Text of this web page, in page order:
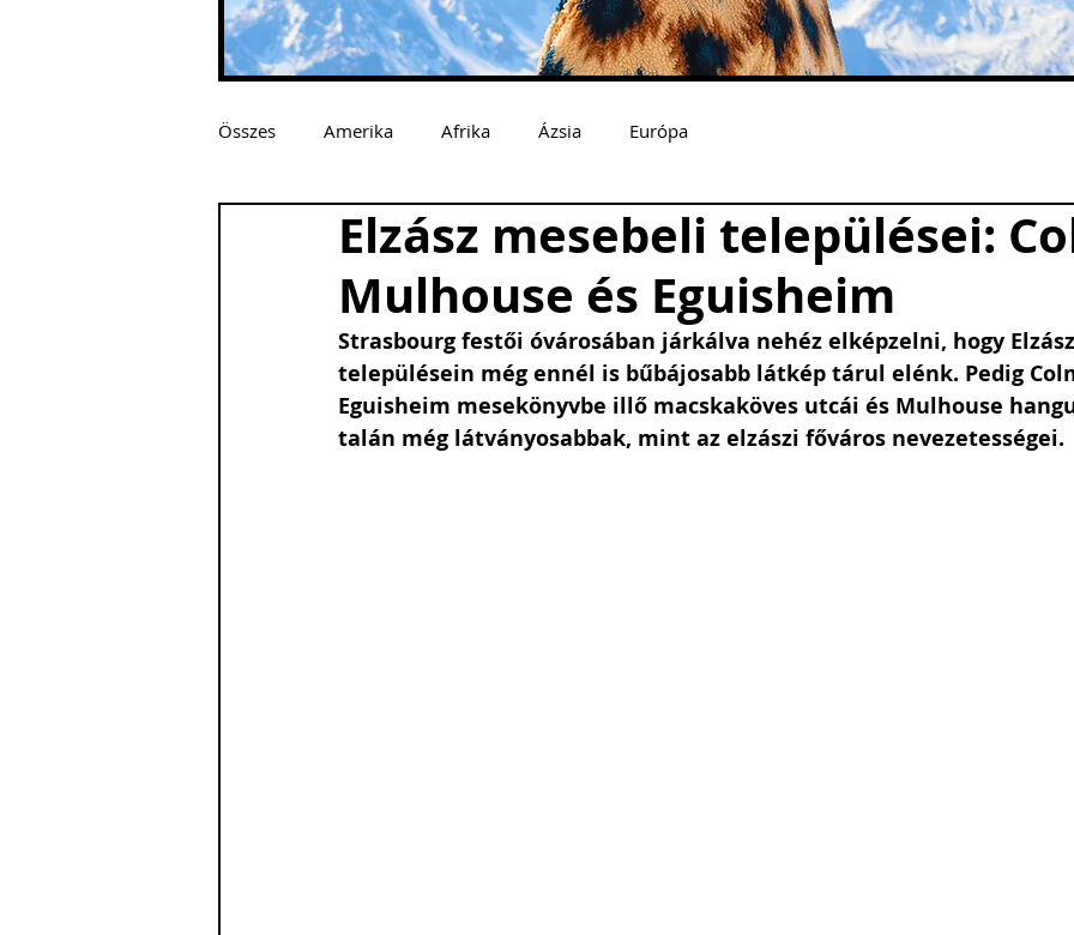
Összes Amerika Afrika Ázsia Európa
Elzász mesebeli települései:
Mulhouse és Eguisheim
Strasbourg festői óvárosában járkálva nehéz elképzelni, hogy
településein még ennél is bűbájosabb látkép tárul elénk. Pedig
Eguisheim mesekönyvbe illő macskaköves utcái és Mulhouse
talán még látványosabbak, mint az elzászi főváros nevezetességei.